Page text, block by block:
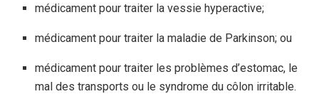
médicament pour traiter la vessie hyperactive;
médicament pour traiter la maladie de Parkinson; ou
médicament pour traiter les problèmes d’estomac, le
mal des transports ou le syndrome du côlon irritable.